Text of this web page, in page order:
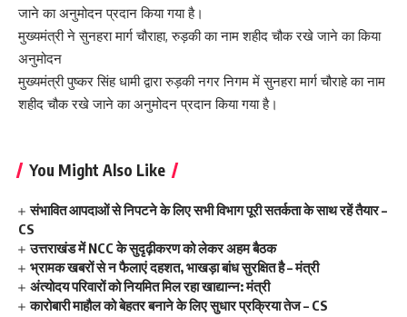
जाने का अनुमोदन प्रदान किया गया है।
मुख्यमंत्री ने सुनहरा मार्ग चौराहा, रुड़की का नाम शहीद चौक रखे जाने का किया
अनुमोदन
मुख्यमंत्री पुष्कर सिंह धामी द्वारा रुड़की नगर निगम में सुनहरा मार्ग चौराहे का नाम
शहीद चौक रखे जाने का अनुमोदन प्रदान किया गया है।
You Might Also Like
संभावित आपदाओं से निपटने के लिए सभी विभाग पूरी सतर्कता के साथ रहें तैयार –
CS
उत्तराखंड में NCC के सुदृढ़ीकरण को लेकर अहम बैठक
भ्रामक खबरों से न फैलाएं दहशत, भाखड़ा बांध सुरक्षित है – मंत्री
अंत्योदय परिवारों को नियमित मिल रहा खाद्यान्न: मंत्री
कारोबारी माहौल को बेहतर बनाने के लिए सुधार प्रक्रिया तेज – CS